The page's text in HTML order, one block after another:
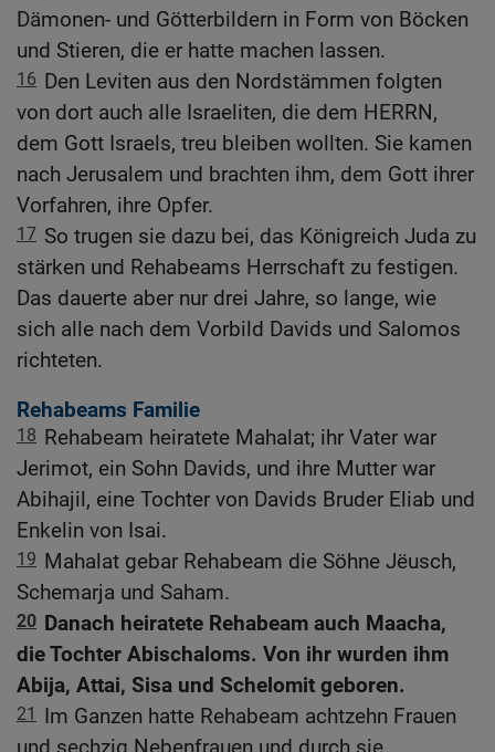
Dämonen- und Götterbildern in Form von Böcken
und Stieren, die er hatte machen lassen.
16 Den Leviten aus den Nordstämmen folgten
von dort auch alle Israeliten, die dem HERRN,
dem Gott Israels, treu bleiben wollten. Sie kamen
nach Jerusalem und brachten ihm, dem Gott ihrer
Vorfahren, ihre Opfer.
17 So trugen sie dazu bei, das Königreich Juda zu
stärken und Rehabeams Herrschaft zu festigen.
Das dauerte aber nur drei Jahre, so lange, wie
sich alle nach dem Vorbild Davids und Salomos
richteten.
Rehabeams Familie
18 Rehabeam heiratete Mahalat; ihr Vater war
Jerimot, ein Sohn Davids, und ihre Mutter war
Abihajil, eine Tochter von Davids Bruder Eliab und
Enkelin von Isai.
19 Mahalat gebar Rehabeam die Söhne Jëusch,
Schemarja und Saham.
20 Danach heiratete Rehabeam auch Maacha,
die Tochter Abischaloms. Von ihr wurden ihm
Abija, Attai, Sisa und Schelomit geboren.
21 Im Ganzen hatte Rehabeam achtzehn Frauen
und sechzig Nebenfrauen und durch sie